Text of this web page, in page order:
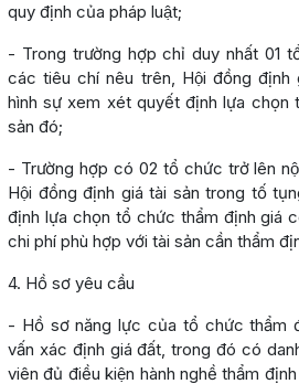
quy định của pháp luật;
- Trong trường hợp chỉ duy nhất 01
các tiêu chí nêu trên, Hội đồng
hình sự xem xét quyết định lựa chọn
sản đó;
- Trường hợp có 02 tổ chức trở lên
Hội đồng định giá tài sản trong tố
định lựa chọn tổ chức thẩm định giá
chi phí phù hợp với tài sản cần thẩm
4. Hồ sơ yêu cầu
- Hồ sơ năng lực của tổ chức thẩm
vấn xác định giá đất, trong đó có
viên đủ điều kiện hành nghề thẩm